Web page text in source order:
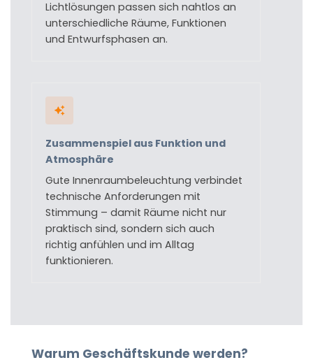
Lichtlösungen passen sich nahtlos an
unterschiedliche Räume, Funktionen
und Entwurfsphasen an.
Zusammenspiel aus Funktion und
Atmosphäre
Gute Innenraumbeleuchtung verbindet
technische Anforderungen mit
Stimmung – damit Räume nicht nur
praktisch sind, sondern sich auch
richtig anfühlen und im Alltag
funktionieren.
Warum Geschäftskunde werden?